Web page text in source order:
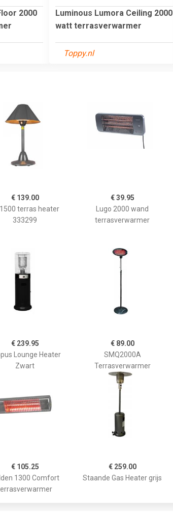
2000
Luminous Lumora Ceiling 2000
watt terrasverwarmer
Toppy.nl
€ 139.00
terras heater
333299
€ 39.95
Lugo 2000 wand
terrasverwarmer
€ 239.95
Lounge Heater
Zwart
€ 89.00
SMQ2000A
Terrasverwarmer
€ 105.25
1300 Comfort
€ 259.00
Staande Gas Heater grijs